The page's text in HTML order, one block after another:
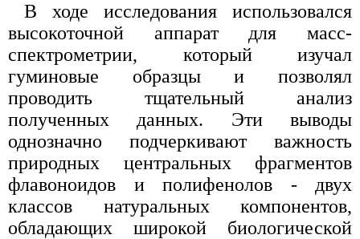
В ходе исследования использовался
высокоточной аппарат для масс-
спектрометрии, который изучал
гуминовые образцы и позволял
проводить тщательный анализ
полученных данных. Эти выводы
однозначно подчеркивают важность
природных центральных фрагментов
флавоноидов и полифенолов - двух
классов натуральных компонентов,
обладающих широкой биологической